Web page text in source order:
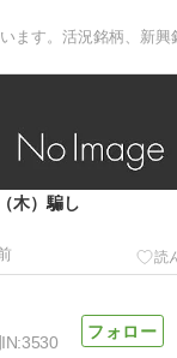
ます。活況銘柄、新
木）騙し
3530